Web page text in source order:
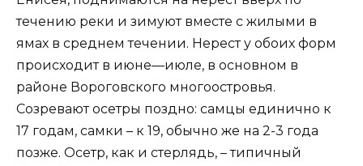
течению реки и зимуют вместе с жилыми в
ямах в среднем течении. Нерест у обоих форм
происходит в июне—июле, в основном в
районе Вороговского многоостровья.
Созревают осетры поздно: самцы единично к
17 годам, самки – к 19, обычно же на 2-3 года
позже. Осетр, как и стерлядь, – типичный